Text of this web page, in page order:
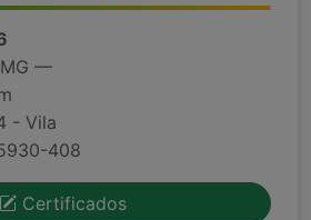
—
- Vila
408
Certificados